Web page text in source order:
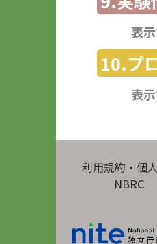
表
10.プ
表
利用規約・個
NBRC